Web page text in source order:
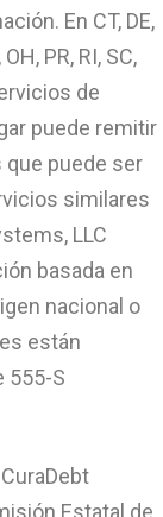
En CT, DE,
PR, RI, SC,
de
puede remitir
que puede ser
similares
LLC
basada en
nacional o
están
555-S
Estatal de